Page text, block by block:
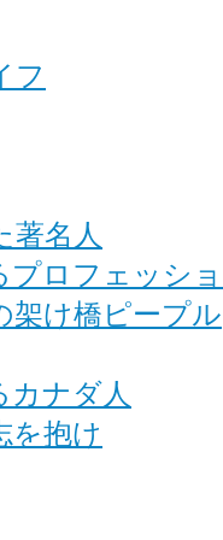
フ
著名人
プロフェッシ
架け橋ピープル
カナダ人
を抱け